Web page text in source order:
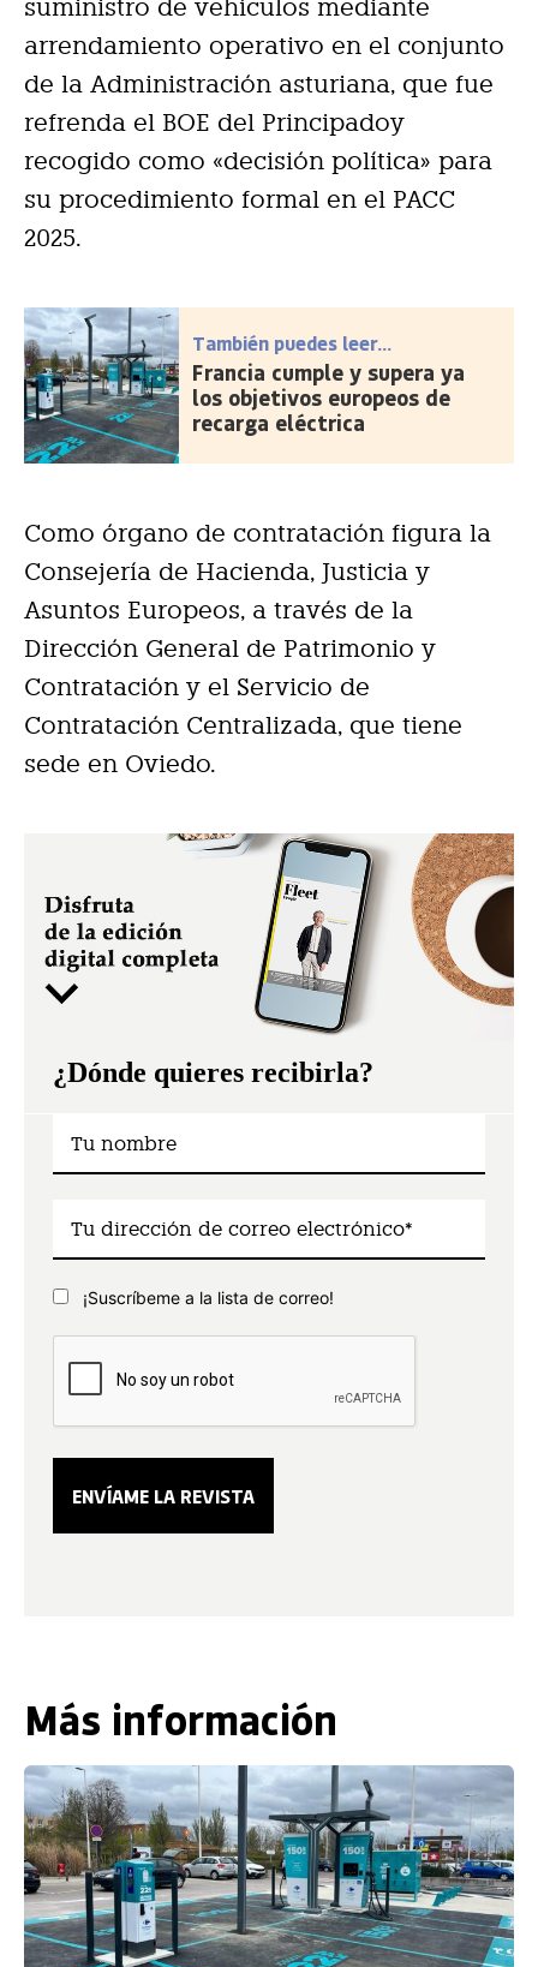
suministro de vehículos mediante
arrendamiento operativo en el conjunto
de la Administración asturiana, que fue
refrenda el BOE del Principadoy
recogido como «decisión política» para
su procedimiento formal en el PACC
2025.
También puedes leer...
Francia cumple y supera ya
los objetivos europeos de
recarga eléctrica
Como órgano de contratación figura la
Consejería de Hacienda, Justicia y
Asuntos Europeos, a través de la
Dirección General de Patrimonio y
Contratación y el Servicio de
Contratación Centralizada, que tiene
sede en Oviedo.
¿Dónde quieres recibirla?
¡Suscríbeme a la lista de correo!
Más información